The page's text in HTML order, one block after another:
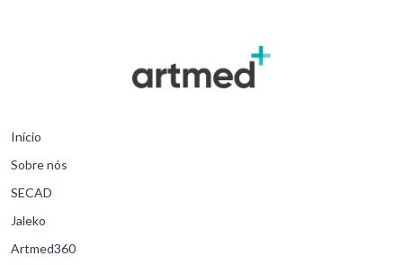
Início
Sobre nós
SECAD
Jaleko
Artmed360